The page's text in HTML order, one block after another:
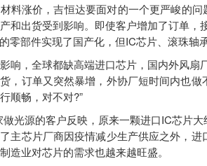
料涨价，吉恒达要面对的一个更严峻的
和出货受到影响。即使客户增加了订单
零部件实现了国产化，但IC芯片、滚珠轴
响，全球都缺高端进口芯片，国内外风
，订单又突然暴增，外协厂短时间内也
顺畅，对不对?”
做光源的客户反映，原来一颗进口IC芯片
主芯片厂商因疫情减少生产供应之外，
造业对芯片的需求也越来越旺盛。